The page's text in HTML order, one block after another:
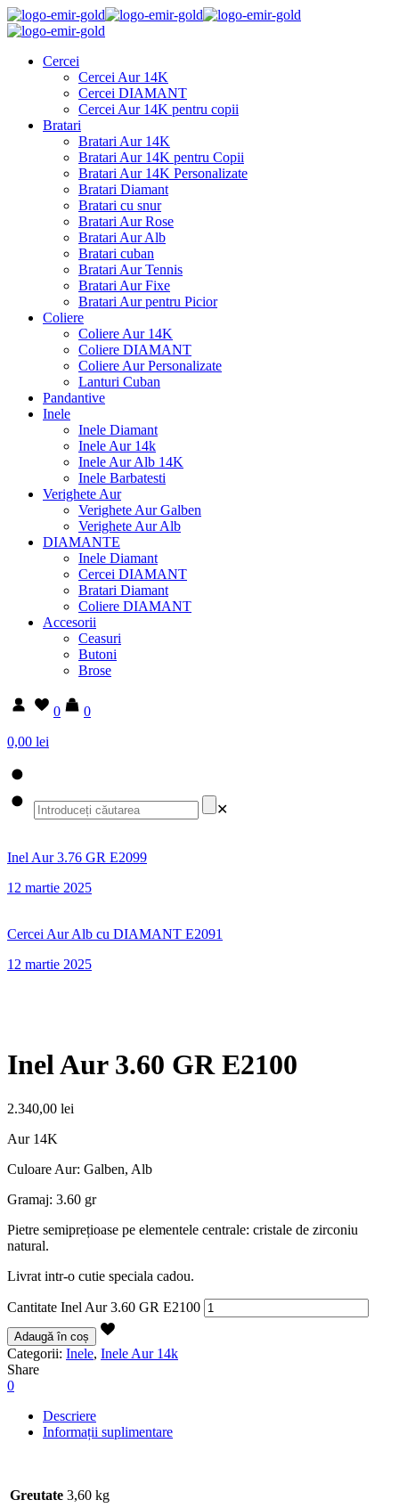
Cercei
Cercei Aur 14K
Cercei DIAMANT
Cercei Aur 14K pentru copii
Bratari
Bratari Aur 14K
Bratari Aur 14K pentru Copii
Bratari Aur 14K Personalizate
Bratari Diamant
Bratari cu snur
Bratari Aur Rose
Bratari Aur Alb
Bratari cuban
Bratari Aur Tennis
Bratari Aur Fixe
Bratari Aur pentru Picior
Coliere
Coliere Aur 14K
Coliere DIAMANT
Coliere Aur Personalizate
Lanturi Cuban
Pandantive
Inele
Inele Diamant
Inele Aur 14k
Inele Aur Alb 14K
Inele Barbatesti
Verighete Aur
Verighete Aur Galben
Verighete Aur Alb
DIAMANTE
Inele Diamant
Cercei DIAMANT
Bratari Diamant
Coliere DIAMANT
Accesorii
Ceasuri
Butoni
Brose
0
0
0,00 lei
✕
Inel Aur 3.76 GR E2099
12 martie 2025
Cercei Aur Alb cu DIAMANT E2091
12 martie 2025
Inel Aur 3.60 GR E2100
2.340,00 lei
Aur 14K
Culoare Aur: Galben, Alb
Gramaj: 3.60 gr
Pietre semiprețioase pe elementele centrale: cristale de zirconiu
natural.
Livrat intr-o cutie speciala cadou.
Cantitate Inel Aur 3.60 GR E2100
Adaugă în coș
Categorii: Inele, Inele Aur 14k
Share
0
Descriere
Informații suplimentare
Greutate 3,60 kg